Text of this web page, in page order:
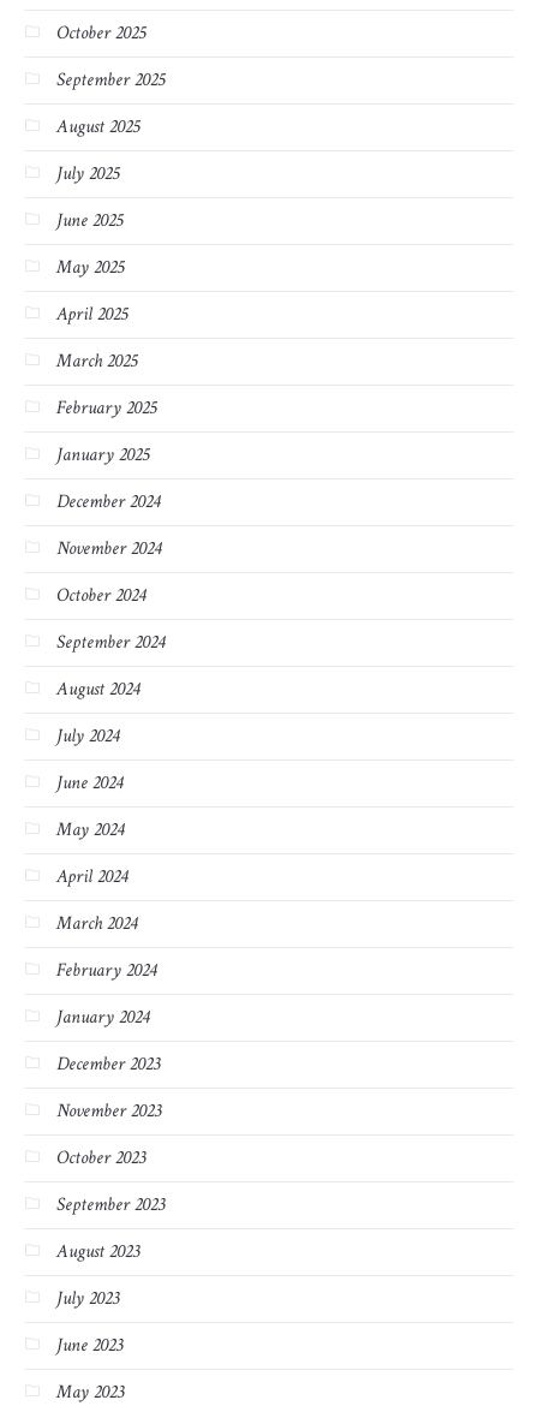
October 2025
September 2025
August 2025
July 2025
June 2025
May 2025
April 2025
March 2025
February 2025
January 2025
December 2024
November 2024
October 2024
September 2024
August 2024
July 2024
June 2024
May 2024
April 2024
March 2024
February 2024
January 2024
December 2023
November 2023
October 2023
September 2023
August 2023
July 2023
June 2023
May 2023